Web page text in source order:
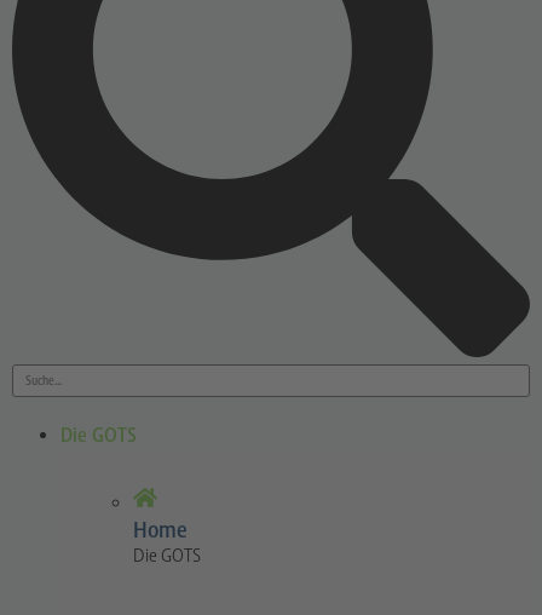
Die GOTS
Home
Die GOTS